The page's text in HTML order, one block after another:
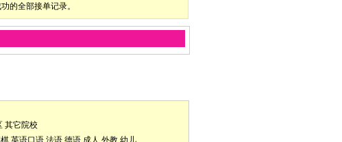
的全部接单记录。
其它院校
英语口语 法语 德语 成人 外教 幼儿